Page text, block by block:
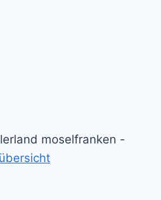
moselfranken -